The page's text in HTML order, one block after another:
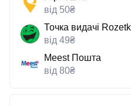
від 50₴
Точка видачі
від 49₴
Meest Пошта
від 80₴